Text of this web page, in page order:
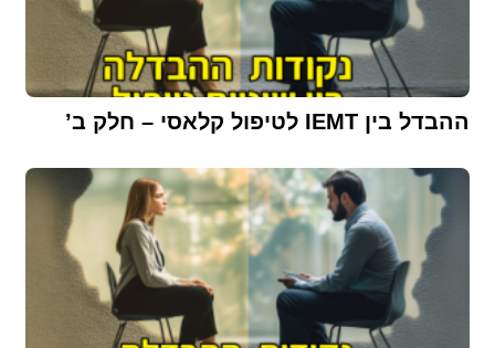
ההבדל בין IEMT לטיפול קלאסי – חלק ב’